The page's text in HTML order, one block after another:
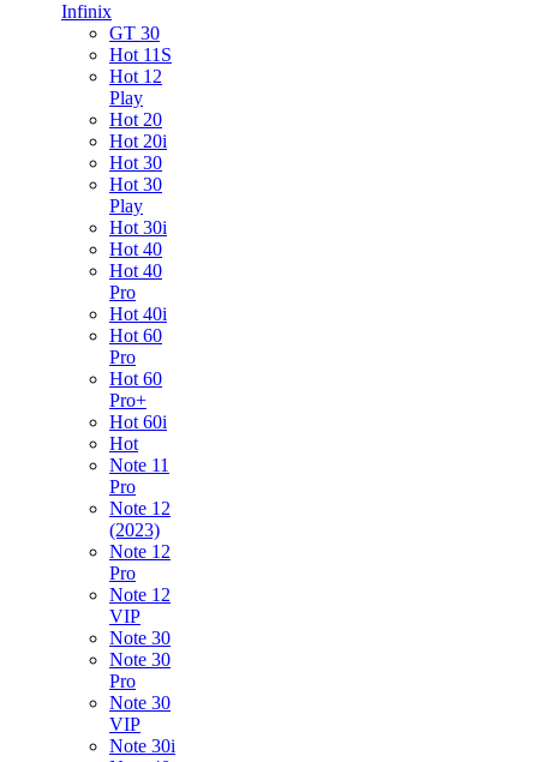
Infinix
GT 30
Hot 11S
Hot 12
Play
Hot 20
Hot 20i
Hot 30
Hot 30
Play
Hot 30i
Hot 40
Hot 40
Pro
Hot 40i
Hot 60
Pro
Hot 60
Pro+
Hot 60i
Hot
Note 11
Pro
Note 12
(2023)
Note 12
Pro
Note 12
VIP
Note 30
Note 30
Pro
Note 30
VIP
Note 30i